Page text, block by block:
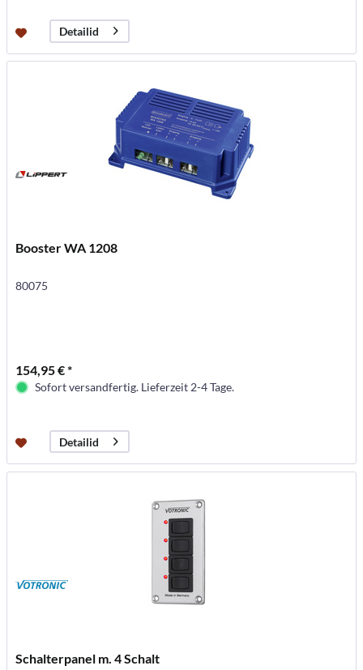
Detailid
Booster WA 1208
80075
154,95 € *
Sofort versandfertig. Lieferzeit 2-4 Tage.
Detailid
Schalterpanel m. 4 Schalt